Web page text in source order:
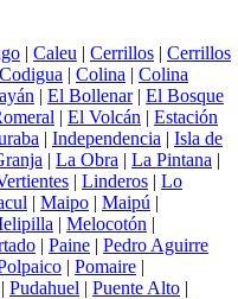
| Caleu | Cerrillos | Cerrillos
Codigua | Colina | Colina
| El Bollenar| El Bosque
| El Volcán | Estación
| Independencia | Isla de
| La Obra | La Pintana |
| Linderos | Lo
| Maipo | Maipú |
| Melocotón |
| Paine | Pedro Aguirre
| Pomaire |
| Pudahuel | Puente Alto |